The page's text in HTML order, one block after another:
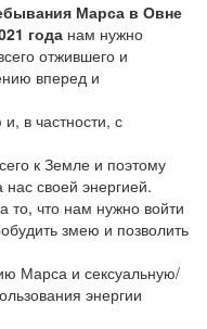
Марса в Овне
года нам нужно
отжившего и
вперед и
в частности, с
к Земле и поэтому
нас своей энергией.
то, что нам нужно войти
змею и позволить
Марса и сексуальную/
энергии